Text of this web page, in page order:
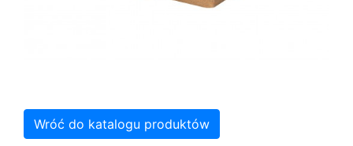
Wróć do katalogu produktów